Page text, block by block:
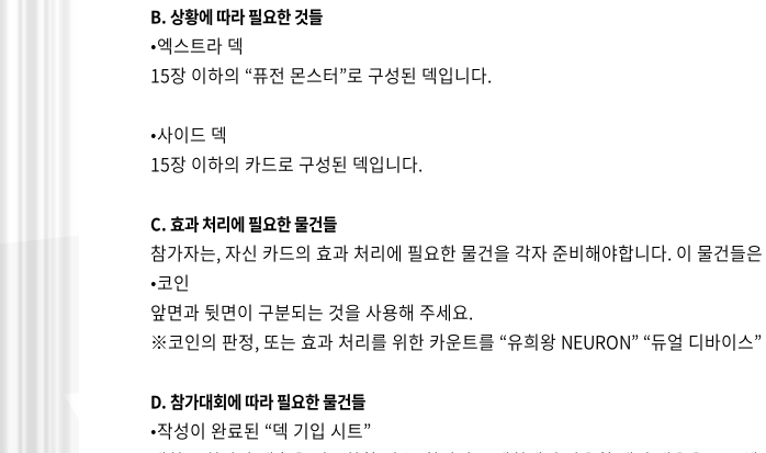
B.상황에 따라 필요한 것들
•엑스트라 덱
15장 이하의 “퓨전 몬스터”로 구성된 덱입니다.
•사이드 덱
15장 이하의 카드로 구성된 덱입니다.
C.효과 처리에 필요한 물건들
참가자는,자신 카드의 효과 처리에 필요한 물건을 각자 준비해야합니다. 이 물건들
•코인
앞면과 뒷면이 구분되는 것을 사용해 주세요.
※코인의 판정,또는 효과 처리를 위한 카운트를 “유희왕 NEURON” “듀얼 디바이스”
D.참가대회에 따라 필요한 물건들
•작성이 완료된 “덱 기입 시트”